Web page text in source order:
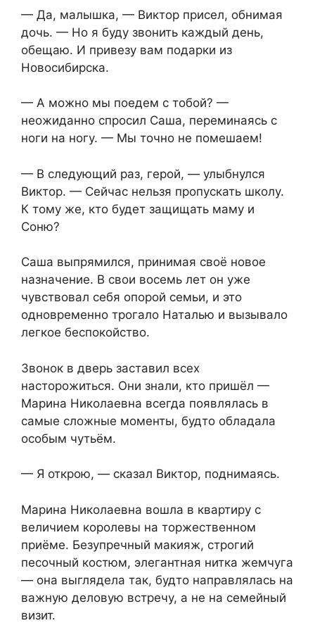
— Да, малышка, — Виктор присел, обнимая
дочь. — Но я буду звонить каждый день,
обещаю. И привезу вам подарки из
Новосибирска.
— А можно мы поедем с тобой? —
неожиданно спросил Саша, переминаясь с
ноги на ногу. — Мы точно не помешаем!
— В следующий раз, герой, — улыбнулся
Виктор. — Сейчас нельзя пропускать школу.
К тому же, кто будет защищать маму и
Соню?
Саша выпрямился, принимая своё новое
назначение. В свои восемь лет он уже
чувствовал себя опорой семьи, и это
одновременно трогало Наталью и вызывало
легкое беспокойство.
Звонок в дверь заставил всех
насторожиться. Они знали, кто пришёл —
Марина Николаевна всегда появлялась в
самые сложные моменты, будто обладала
особым чутьём.
— Я открою, — сказал Виктор, поднимаясь.
Марина Николаевна вошла в квартиру с
величием королевы на торжественном
приёме. Безупречный макияж, строгий
песочный костюм, элегантная нитка жемчуга
— она выглядела так, будто направлялась на
важную деловую встречу, а не на семейный
визит.